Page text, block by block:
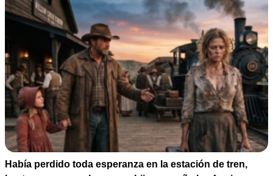
Había perdido toda esperanza en la estación de tren,